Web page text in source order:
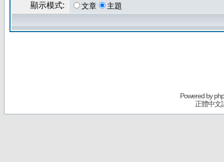
顯示模式: 文章 主題
Powered by
正體中文